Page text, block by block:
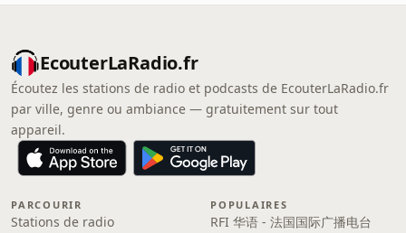
EcouterLaRadio.fr
Écoutez les stations de radio et podcasts de EcouterLaRadio.fr
par ville, genre ou ambiance — gratuitement sur tout
appareil.
PARCOURIR
Stations de radio
POPULAIRES
RFI 华语 - 法国国际广播电台